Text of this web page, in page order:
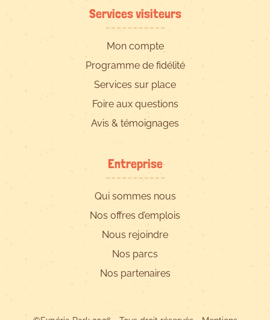
Services visiteurs
Mon compte
Programme de fidélité
Services sur place
Foire aux questions
Avis & témoignages
Entreprise
Qui sommes nous
Nos offres d’emplois
Nous rejoindre
Nos parcs
Nos partenaires